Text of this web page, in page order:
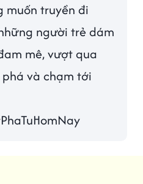
muốn truyền đi
người trẻ dám
mê, vượt qua
và chạm tới